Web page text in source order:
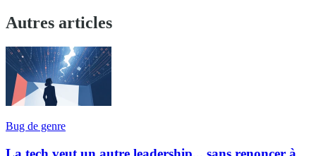
Autres articles
Bug de genre